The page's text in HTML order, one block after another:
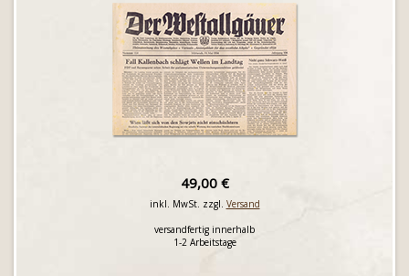
49,00 €
inkl. MwSt. zzgl. Versand
versandfertig innerhalb
1-2 Arbeitstage